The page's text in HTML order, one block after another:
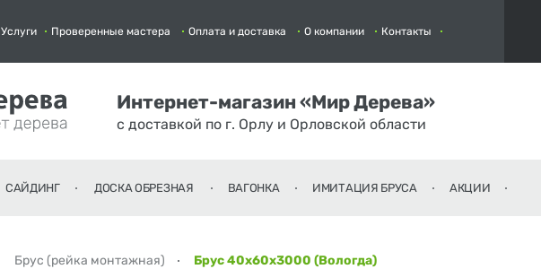
Услуги Проверенные мастера Оплата и доставка О компании Контакты
Интернет-магазин «Мир Дерева»
с доставкой по г. Орлу и Орловской области
САЙДИНГ ДОСКА ОБРЕЗНАЯ ВАГОНКА ИМИТАЦИЯ БРУСА АКЦИИ
Брус (рейка монтажная) Брус 40х60х3000 (Вологда)